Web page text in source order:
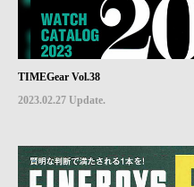
TIMEGear Vol.38
2023.02.27 Update.